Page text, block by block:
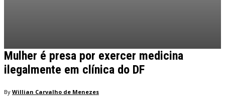
Mulher é presa por exercer medicina
ilegalmente em clínica do DF
By Willian Carvalho de Menezes